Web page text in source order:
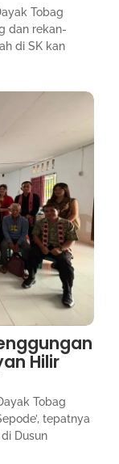
Tobag
dan rekan-
di SK kan
Hilir
Tobag
tepatnya
Dusun